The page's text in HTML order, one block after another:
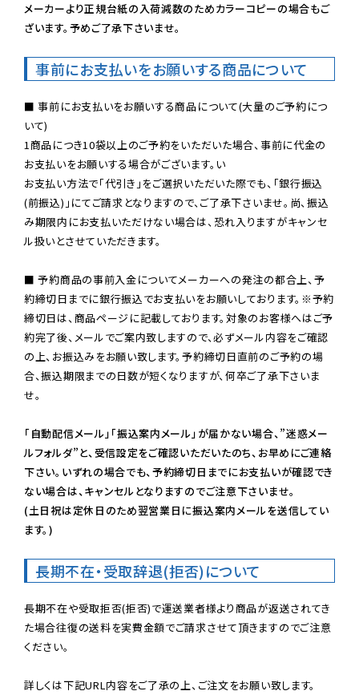
メーカーより正規台紙の入荷減数のためカラーコピーの場合もご
ざいます。予めご了承下さいませ。
事前にお支払いをお願いする商品について
■ 事前にお支払いをお願いする商品について(大量のご予約につ
いて)
1商品につき10袋以上のご予約をいただいた場合、事前に代金の
お支払いをお願いする場合がございます。い
お支払い方法で「代引き」をご選択いただいた際でも、「銀行振込
(前振込)」にてご請求となりますので、ご了承下さいませ。尚、振込
み期限内にお支払いただけない場合は、恐れ入りますがキャンセ
ル扱いとさせていただきます。
■ 予約商品の事前入金についてメーカーへの発注の都合上、予
約締切日までに銀行振込でお支払いをお願いしております。※予約
締切日は、商品ページに記載しております。対象のお客様へはご予
約完了後、メールでご案内致しますので、必ずメール内容をご確認
の上、お振込みをお願い致します。予約締切日直前のご予約の場
合、振込期限までの日数が短くなりますが、何卒ご了承下さいま
せ。
「自動配信メール」「振込案内メール」が届かない場合、”迷惑メー
ルフォルダ”と、受信設定をご確認いただいたのち、お早めにご連絡
下さい。いずれの場合でも、予約締切日までにお支払いが確認でき
ない場合は、キャンセルとなりますのでご注意下さいませ。
(土日祝は定休日のため翌営業日に振込案内メールを送信してい
ます。)
長期不在・受取辞退(拒否)について
長期不在や受取拒否(拒否)で運送業者様より商品が返送されてき
た場合往復の送料を実費金額でご請求させて頂きますのでご注意
ください。